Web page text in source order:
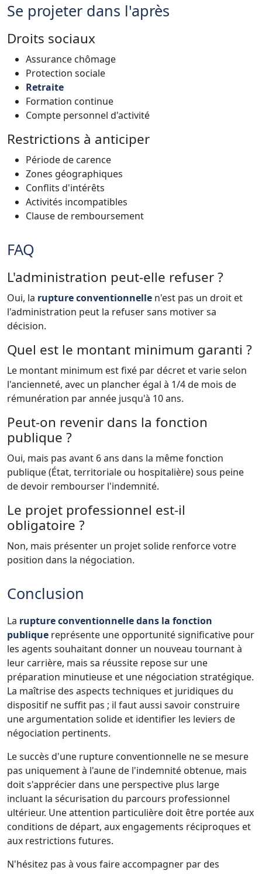
Se projeter dans l'après
Droits sociaux
Assurance chômage
Protection sociale
Retraite
Formation continue
Compte personnel d'activité
Restrictions à anticiper
Période de carence
Zones géographiques
Conflits d'intérêts
Activités incompatibles
Clause de remboursement
FAQ
L'administration peut-elle refuser ?
Oui, la rupture conventionnelle n'est pas un droit et
l'administration peut la refuser sans motiver sa
décision.
Quel est le montant minimum garanti ?
Le montant minimum est fixé par décret et varie selon
l'ancienneté, avec un plancher égal à 1/4 de mois de
rémunération par année jusqu'à 10 ans.
Peut-on revenir dans la fonction
publique ?
Oui, mais pas avant 6 ans dans la même fonction
publique (État, territoriale ou hospitalière) sous peine
de devoir rembourser l'indemnité.
Le projet professionnel est-il
obligatoire ?
Non, mais présenter un projet solide renforce votre
position dans la négociation.
Conclusion
La rupture conventionnelle dans la fonction
publique représente une opportunité significative pour
les agents souhaitant donner un nouveau tournant à
leur carrière, mais sa réussite repose sur une
préparation minutieuse et une négociation stratégique.
La maîtrise des aspects techniques et juridiques du
dispositif ne suffit pas ; il faut aussi savoir construire
une argumentation solide et identifier les leviers de
négociation pertinents.
Le succès d'une rupture conventionnelle ne se mesure
pas uniquement à l'aune de l'indemnité obtenue, mais
doit s'apprécier dans une perspective plus large
incluant la sécurisation du parcours professionnel
ultérieur. Une attention particulière doit être portée aux
conditions de départ, aux engagements réciproques et
aux restrictions futures.
N'hésitez pas à vous faire accompagner par des